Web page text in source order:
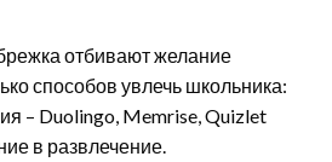
отбивают желание
способов увлечь школьника:
– Duolingo, Memrise, Quizlet
в развлечение.